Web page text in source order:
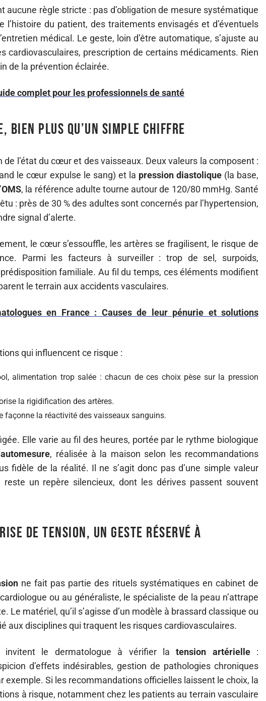
aucune règle stricte : pas d’obligation de mesure systématique
l’histoire du patient, des traitements envisagés et d’éventuels
médical. Le geste, loin d’être automatique, s’ajuste au
cardiovasculaires, prescription de certains médicaments. Rien
de la prévention éclairée.
complet pour les professionnels de santé
plus qu’un simple chiffre
de l’état du cœur et des vaisseaux. Deux valeurs la composent :
le cœur expulse le sang) et la pression diastolique(la base,
OMS, la référence adulte tourne autour de 120/80 mmHg. Santé
: près de 30 % des adultes sont concernés par l’hypertension,
signal d’alerte.
le cœur s’essouffle, les artères se fragilisent, le risque de
Parmi les facteurs à surveiller : trop de sel, surpoids,
familiale. Au fil du temps, ces éléments modifient
le terrain aux accidents vasculaires.
en France : Causes de leur pénurie et solutions
qui influencent ce risque :
alimentation trop salée : chacun de ces choix pèse sur la pression
la rigidification des artères.
façonne la réactivité des vaisseaux sanguins.
Elle varie au fil des heures, portée par le rythme biologique
automesure, réalisée à la maison selon les recommandations
fidèle de la réalité. Il ne s’agit donc pas d’une simple valeur
un repère silencieux, dont les dérives passent souvent
de tension, un geste réservé à
ne fait pas partie des rituels systématiques en cabinet de
ou au généraliste, le spécialiste de la peau n’attrape
Le matériel, qu’il s’agisse d’un modèle à brassard classique ou
aux disciplines qui traquent les risques cardiovasculaires.
invitent le dermatologue à vérifier latension artérielle:
d’effets indésirables, gestion de pathologies chroniques
exemple. Si les recommandations officielles laissent le choix, la
à risque, notamment chez les patients au terrain vasculaire